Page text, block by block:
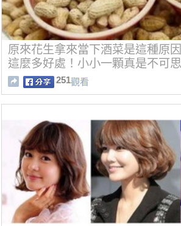
原來花生拿來當下酒菜是這種原
這麼多好處！小小一顆真是不可思
251觀看